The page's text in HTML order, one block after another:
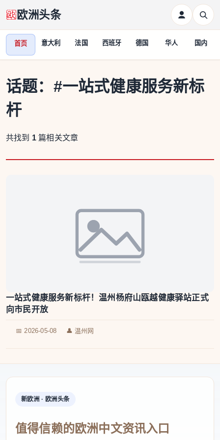
欧洲头条
首页 意大利 法国 西班牙 德国 华人 国内
话题： #一站式健康服务新标
杆
共找到 1 篇相关文章
一站式健康服务新标杆！温州杨府山瓯越健康驿站正式
向市民开放
📅 2026-05-08 👤 温州网
新欧洲 · 欧洲头条
值得信赖的欧洲中文资讯入口